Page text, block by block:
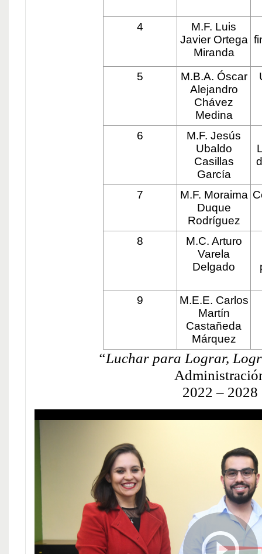
4
M.F. Luis
Javier Ortega
Miranda
5
M.B.A. Óscar
Alejandro
Chávez
Medina
6
M.F. Jesús
Ubaldo
Casillas
García
7
M.F. Moraima
Duque
Rodríguez
8
M.C. Arturo
Varela
Delgado
9
M.E.E. Carlos
Martín
Castañeda
Márquez
“Luchar para Lograr,
2022 – 2028